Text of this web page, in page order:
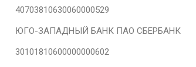
40703810630060000529
ЮГО-ЗАПАДНЫЙ БАНК ПАО СБЕРБАНК
30101810600000000602